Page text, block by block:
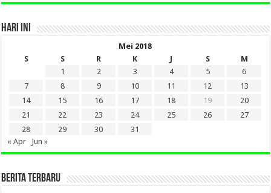
HARI INI
Mei 2018
S
S R K J S
M
1
2 3 4 5
6
7
8 9 10 11 12
13
14
15 16 17 18 19
20
21
22 23 24 25 26
27
28
29 30
31
« Apr
Jun »
BERITA TERBARU